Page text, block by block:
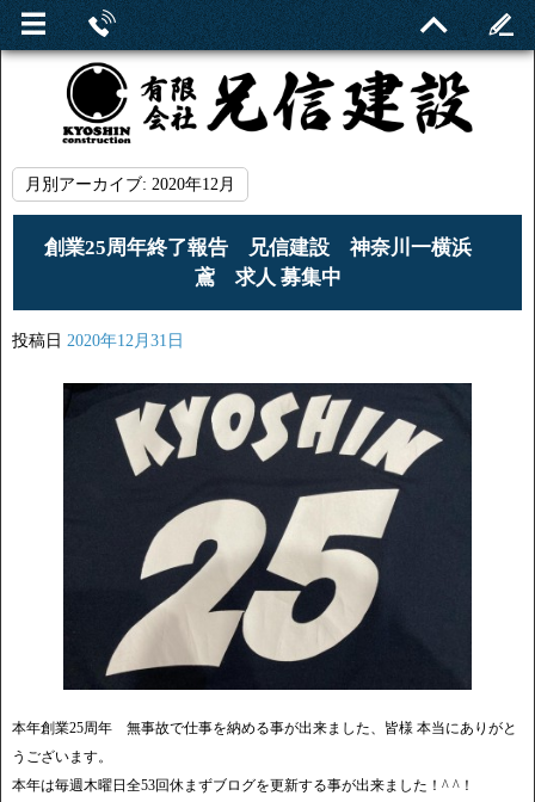
月別アーカイブ: 2020年12月
創業25周年終了報告 兄信建設 神奈川一横浜
鳶 求人 募集中
投稿日 2020年12月31日
本年創業25周年 無事故で仕事を納める事が出来ました、皆様 本当にありがと
うございます。
本年は毎週木曜日全53回休まずブログを更新する事が出来ました！^ ^！